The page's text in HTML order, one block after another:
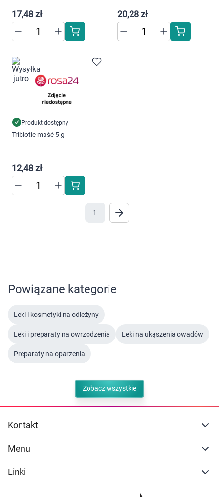
dostosowania zawartości serwisu do Twoich
preferencji. Więcej informacji znajdziesz w
naszejpolityce prywatności
warunki przechowywania lub dostępu do
cookies poprzez kliknięcie przycisku
ustawienia wszystkich cookies klikając
AKCEPTUJĘ WSZYSTKIE
Ustawienia
AKCEPTUJĘ WSZYSTKIE
Motoryzacja
Grupy produktowe
Marki
17,48 zł 20,28 zł
Produkt dostępny
Tribiotic maść 5 g
12,48 zł
1
Powiązane kategorie
Leki i kosmetyki na odleżyny
Leki i preparaty na owrzodzenia Leki na ukąszenia owadów
Preparaty na oparzenia
Zobacz wszystkie
Kontakt
Menu
Linki